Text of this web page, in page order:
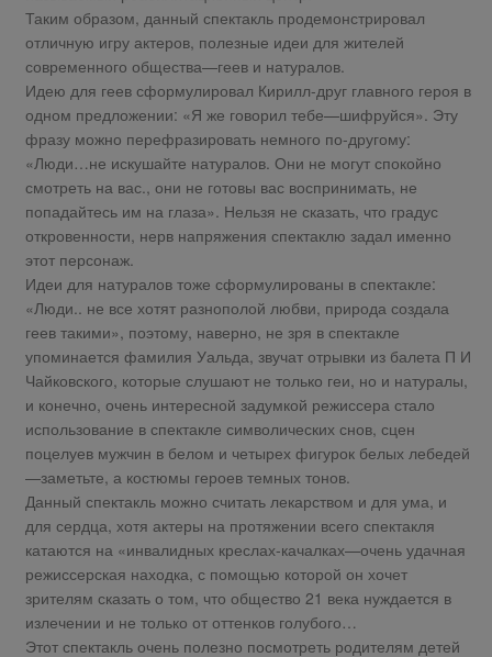
Таким образом, данный спектакль продемонстрировал
отличную игру актеров, полезные идеи для жителей
современного общества—геев и натуралов.
Идею для геев сформулировал Кирилл-друг главного героя в
одном предложении: «Я же говорил тебе—шифруйся». Эту
фразу можно перефразировать немного по-другому:
«Люди…не искушайте натуралов. Они не могут спокойно
смотреть на вас., они не готовы вас воспринимать, не
попадайтесь им на глаза». Нельзя не сказать, что градус
откровенности, нерв напряжения спектаклю задал именно
этот персонаж.
Идеи для натуралов тоже сформулированы в спектакле:
«Люди.. не все хотят разнополой любви, природа создала
геев такими», поэтому, наверно, не зря в спектакле
упоминается фамилия Уальда, звучат отрывки из балета П И
Чайковского, которые слушают не только геи, но и натуралы,
и конечно, очень интересной задумкой режиссера стало
использование в спектакле символических снов, сцен
поцелуев мужчин в белом и четырех фигурок белых лебедей
—заметьте, а костюмы героев темных тонов.
Данный спектакль можно считать лекарством и для ума, и
для сердца, хотя актеры на протяжении всего спектакля
катаются на «инвалидных креслах-качалках—очень удачная
режиссерская находка, с помощью которой он хочет
зрителям сказать о том, что общество 21 века нуждается в
излечении и не только от оттенков голубого…
Этот спектакль очень полезно посмотреть родителям детей